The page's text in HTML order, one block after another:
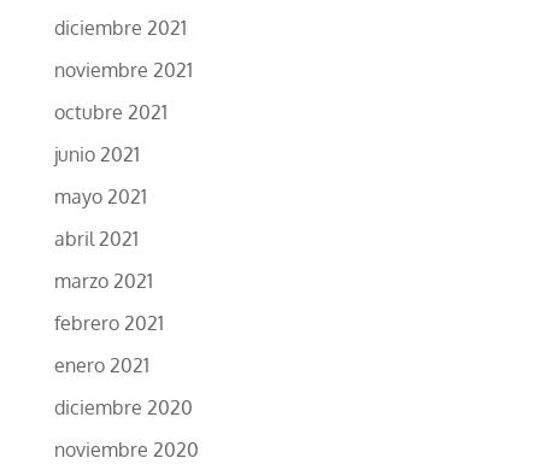
diciembre 2021
noviembre 2021
octubre 2021
junio 2021
mayo 2021
abril 2021
marzo 2021
febrero 2021
enero 2021
diciembre 2020
noviembre 2020